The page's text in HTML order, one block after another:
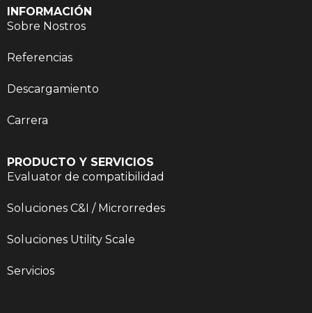
INFORMACIÓN
Sobre Nostros
Referencias
Descargamiento
Carrera
PRODUCTO Y SERVICIOS
Evaluator de compatibilidad
Soluciones C&I / Microrredes
Soluciones Utility Scale
Servicios